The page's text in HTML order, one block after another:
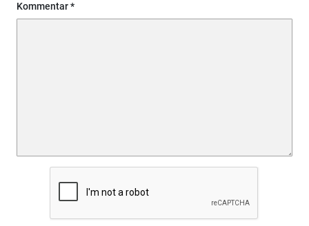
Kommentar